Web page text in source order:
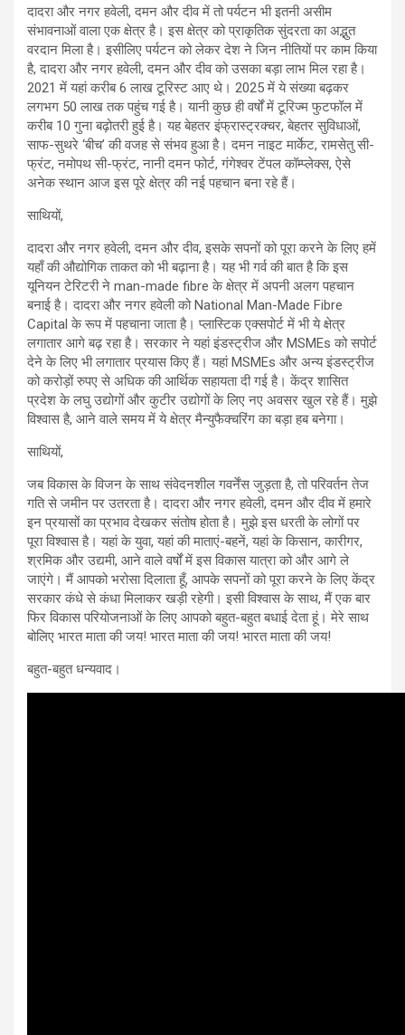
दादरा और नगर हवेली, दमन और दीव में तो पर्यटन भी इतनी असीम
संभावनाओं वाला एक क्षेत्र है। इस क्षेत्र को प्राकृतिक सुंदरता का अद्भुत
वरदान मिला है। इसीलिए पर्यटन को लेकर देश ने जिन नीतियों पर काम किया
है, दादरा और नगर हवेली, दमन और दीव को उसका बड़ा लाभ मिल रहा है।
2021 में यहां करीब 6 लाख टूरिस्ट आए थे। 2025 में ये संख्या बढ़कर
लगभग 50 लाख तक पहुंच गई है। यानी कुछ ही वर्षों में टूरिज्म फुटफॉल में
करीब 10 गुना बढ़ोतरी हुई है। यह बेहतर इंफ्रास्ट्रक्चर, बेहतर सुविधाओं,
साफ-सुथरे ‘बीच’ की वजह से संभव हुआ है। दमन नाइट मार्केट, रामसेतु सी-
फ्रंट, नमोपथ सी-फ्रंट, नानी दमन फोर्ट, गंगेश्वर टेंपल कॉम्प्लेक्स, ऐसे
अनेक स्थान आज इस पूरे क्षेत्र की नई पहचान बना रहे हैं।
साथियों,
दादरा और नगर हवेली, दमन और दीव, इसके सपनों को पूरा करने के लिए हमें
यहाँ की औद्योगिक ताकत को भी बढ़ाना है। यह भी गर्व की बात है कि इस
यूनियन टेरिटरी ने man-made fibre के क्षेत्र में अपनी अलग पहचान
बनाई है। दादरा और नगर हवेली को National Man-Made Fibre
Capital के रूप में पहचाना जाता है। प्लास्टिक एक्सपोर्ट में भी ये क्षेत्र
लगातार आगे बढ़ रहा है। सरकार ने यहां इंडस्ट्रीज और MSMEs को सपोर्ट
देने के लिए भी लगातार प्रयास किए हैं। यहां MSMEs और अन्य इंडस्ट्रीज
को करोड़ों रुपए से अधिक की आर्थिक सहायता दी गई है। केंद्र शासित
प्रदेश के लघु उद्योगों और कुटीर उद्योगों के लिए नए अवसर खुल रहे हैं। मुझे
विश्वास है, आने वाले समय में ये क्षेत्र मैन्युफैक्चरिंग का बड़ा हब बनेगा।
साथियों,
जब विकास के विजन के साथ संवेदनशील गवर्नेंस जुड़ता है, तो परिवर्तन तेज
गति से जमीन पर उतरता है। दादरा और नगर हवेली, दमन और दीव में हमारे
इन प्रयासों का प्रभाव देखकर संतोष होता है। मुझे इस धरती के लोगों पर
पूरा विश्वास है। यहां के युवा, यहां की माताएं-बहनें, यहां के किसान, कारीगर,
श्रमिक और उद्यमी, आने वाले वर्षों में इस विकास यात्रा को और आगे ले
जाएंगे। मैं आपको भरोसा दिलाता हूँ, आपके सपनों को पूरा करने के लिए केंद्र
सरकार कंधे से कंधा मिलाकर खड़ी रहेगी। इसी विश्वास के साथ, मैं एक बार
फिर विकास परियोजनाओं के लिए आपको बहुत-बहुत बधाई देता हूं। मेरे साथ
बोलिए भारत माता की जय! भारत माता की जय! भारत माता की जय!
बहुत-बहुत धन्यवाद।